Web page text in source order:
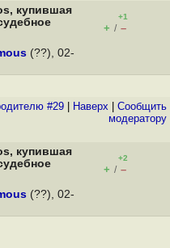
купившая
+1
+ / –
(??), 02-
#29 Наверх
Cообщить
модератору
купившая
+2
+ / –
(??), 02-